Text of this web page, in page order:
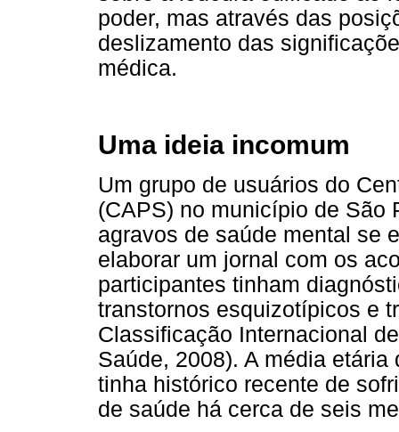
poder, mas através das
deslizamento das
médica.
Uma ideia incomum
Um grupo de usuários do
(CAPS) no município de São
agravos de saúde mental se
elaborar um jornal com os
participantes tinham
transtornos esquizotípicos e
Classificação Internacional
Saúde, 2008). A média
tinha histórico recente de
de saúde há cerca de seis